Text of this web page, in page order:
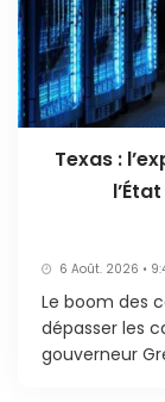
Texas :
6 Août. 2026 •
Le boom des
dépasser les
gouverneur